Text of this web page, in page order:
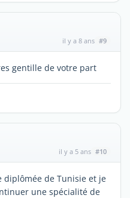
il y a 8 ans #9
gentille de votre part
il y a 5 ans #10
diplômée de Tunisie et je
une spécialité de